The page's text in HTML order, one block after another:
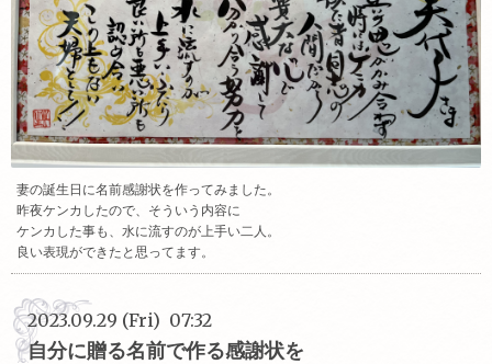
妻の誕生日に名前感謝状を作ってみました。
昨夜ケンカしたので、そういう内容に
ケンカした事も、水に流すのが上手い二人。
良い表現ができたと思ってます。
2023.09.29 (Fri) 07:32
自分に贈る名前で作る感謝状を